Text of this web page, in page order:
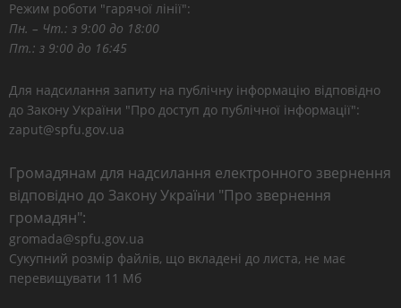
Режим роботи "гарячої лінії":
Пн. – Чт.: з 9:00 до 18:00
Пт.: з 9:00 до 16:45
Для надсилання запиту на публічну інформацію відповідно
до Закону України "Про доступ до публічної інформації":
zaput@spfu.gov.ua
Громадянам для надсилання електронного звернення
відповідно до Закону України "Про звернення
громадян":
gromada@spfu.gov.ua
Сукупний розмір файлів, що вкладені до листа, не має
перевищувати 11 Мб